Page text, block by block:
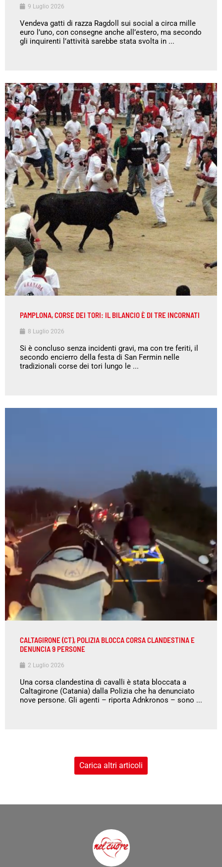
9 Luglio 2026
Vendeva gatti di razza Ragdoll sui social a circa mille
euro l’uno, con consegne anche all’estero, ma secondo
gli inquirenti l’attività sarebbe stata svolta in ...
PAMPLONA, CORSE DEI TORI: IL BILANCIO È DI TRE INCORNATI
8 Luglio 2026
Si è concluso senza incidenti gravi, ma con tre feriti, il
secondo encierro della festa di San Fermin nelle
tradizionali corse dei tori lungo le ...
CALTAGIRONE (CT), POLIZIA BLOCCA CORSA CLANDESTINA E
DENUNCIA 9 PERSONE
2 Luglio 2026
Una corsa clandestina di cavalli è stata bloccata a
Caltagirone (Catania) dalla Polizia che ha denunciato
nove persone. Gli agenti – riporta Adnkronos – sono ...
Carica altri articoli